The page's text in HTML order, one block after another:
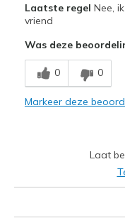
Attractive Design
Comfortable
Minpunten
Need Break In
Laatste regel Nee,
vriend
Was deze
0 0
Markeer deze
Laat